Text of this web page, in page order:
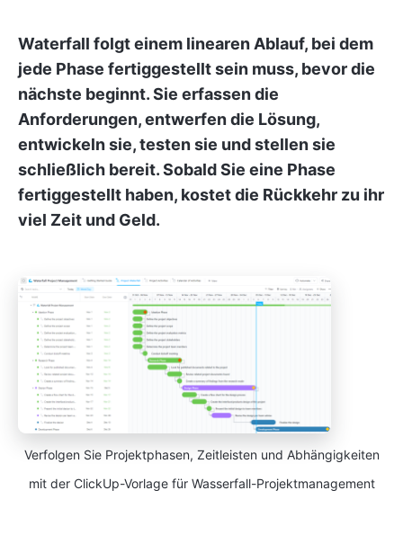
Waterfall folgt einem linearen Ablauf, bei dem
jede Phase fertiggestellt sein muss, bevor die
nächste beginnt. Sie erfassen die
Anforderungen, entwerfen die Lösung,
entwickeln sie, testen sie und stellen sie
schließlich bereit. Sobald Sie eine Phase
fertiggestellt haben, kostet die Rückkehr zu ihr
viel Zeit und Geld.
Verfolgen Sie Projektphasen, Zeitleisten und Abhängigkeiten
mit der ClickUp-Vorlage für Wasserfall-Projektmanagement